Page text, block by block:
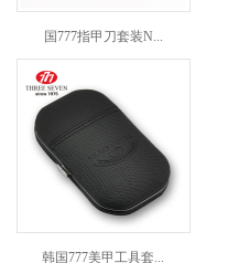
国777指甲刀套装N...
韩国777美甲工具套...